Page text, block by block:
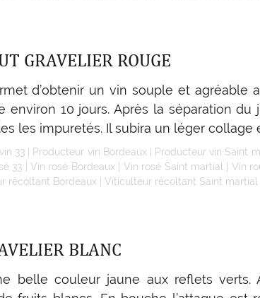
GRAVELIER ROUGE
d’obtenir un vin souple et
environ 10 jours. Après la séparation
les impuretés. Il subira un léger collage
33 Producteur vin Bordeaux| Producteur vin Saint
33 |Vin rosé Bordeaux| Vin rosé Saint martial Vin
récoltant Bordeaux| Viticulteur récoltant Saint martial
BLANC
belle couleur jaune aux reflets